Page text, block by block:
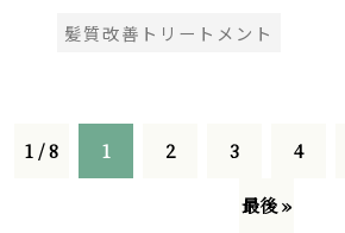
髪質改善トリートメント
1 / 8 1 2 3 4
最後 »